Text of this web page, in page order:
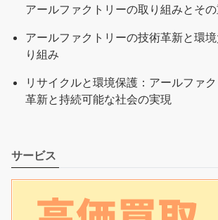
アールファクトリーの取り組みとそ
アールファクトリーの技術革新と環
り組み
リサイクルと環境保護：アールファ
革新と持続可能な社会の実現
サービス